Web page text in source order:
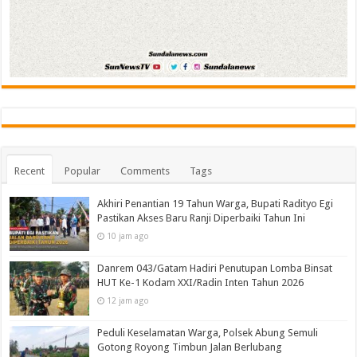
Recent Popular Comments Tags
Akhiri Penantian 19 Tahun Warga, Bupati Radityo Egi
Pastikan Akses Baru Ranji Diperbaiki Tahun Ini
10 jam ago
Danrem 043/Gatam Hadiri Penutupan Lomba Binsat
HUT Ke-1 Kodam XXI/Radin Inten Tahun 2026
12 jam ago
Peduli Keselamatan Warga, Polsek Abung Semuli
Gotong Royong Timbun Jalan Berlubang